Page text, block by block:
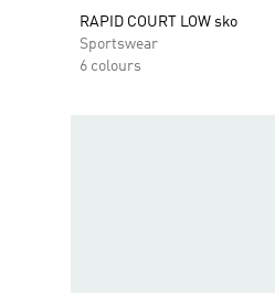
RAPID COURT LOW sko
Sportswear
6 colours